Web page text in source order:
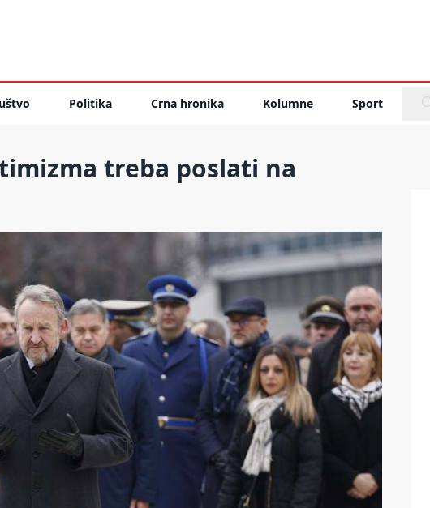
Politika Crna hronika Kolumne Sport
treba poslati na